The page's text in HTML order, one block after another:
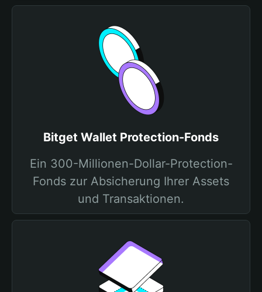
Bitget Wallet Protection-Fonds
Ein 300-Millionen-Dollar-Protection-
Fonds zur Absicherung Ihrer Assets
und Transaktionen.